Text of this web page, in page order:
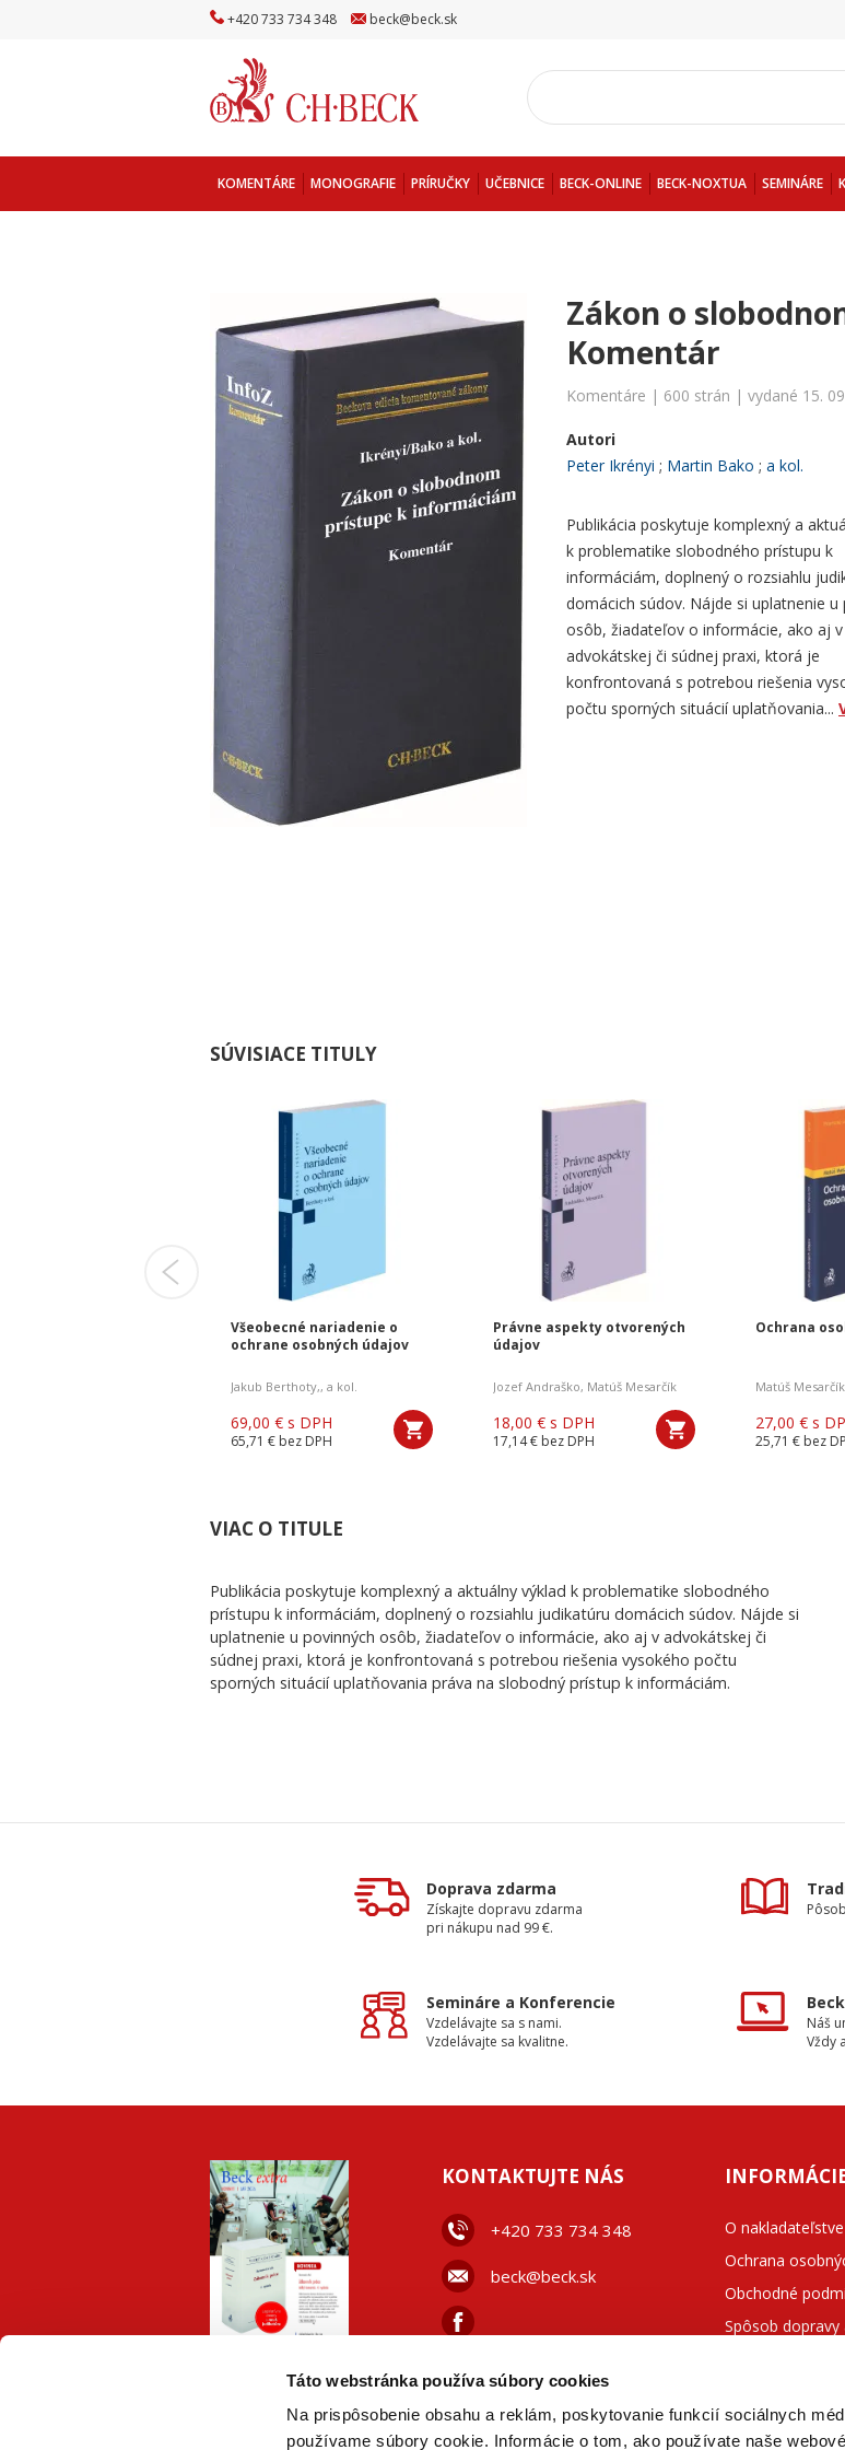
Táto webstránka používa súbory cookies
Na prispôsobenie obsahu a reklám, poskytovanie funkcií sociálnych
používame súbory cookie. Informácie o tom, ako používate naše
+420733 734348 beck@beck.sk
KOMENTÁRE MONOGRAFIE PRÍRUČKY UČEBNICE BECK-ONLINE BECK-NOXTUA SEMINÁRE
Zákon o
Komentár
Komentáre | 600 strán | vydané 15.
Autori
Peter Ikrényi
Martin Bako a kol.
Publikácia poskytuje komplexný a
k problematike slobodného prístupu k
informáciám, doplnený o rozsiahlu
domácich súdov. Nájde si uplatnenie u
osôb, žiadateľov o informácie, ako aj v
advokátskej či súdnej praxi, ktorá je
konfrontovaná s potrebou riešenia
počtu sporných situácií uplatňovania...
SÚVISIACE TITULY
,Jozef Milučký,Daniela Medžová
Všeobecné nariadenie o
ochrane osobných údajov
Jakub Berthoty,, a kol.
69,00 € s DPH
65,71 € bez DPH
Právne aspekty otvorených
údajov
Jozef Andraško, Matúš Mesarčík
18,00 € s DPH
17,14 € bez DPH
Ochrana
Matúš Mesarčík
27,00 € s
25,71 € bez
VIAC O TITULE
Publikácia poskytuje komplexný a aktuálny výklad k problematike slobodného
prístupu k informáciám, doplnený o rozsiahlu judikatúru domácich súdov. Nájde si
uplatnenie u povinných osôb, žiadateľov o informácie, ako aj v advokátskej či
súdnej praxi, ktorá je konfrontovaná s potrebou riešenia vysokého počtu
sporných situácií uplatňovania práva na slobodný prístup k informáciám.
Doprava zdarma
Získajte dopravu zdarma
pri nákupu nad 99 €.
Semináre a Konferencie
Vzdelávajte sa s nami.
Vzdelávajte sa kvalitne.
Náš
Vždy
PDF
VERZIA
KONTAKTUJTE NÁS
+420 733 734 348
beck@beck.sk
O nakladateľstve
Ochrana
Obchodné
Spôsob dopravy